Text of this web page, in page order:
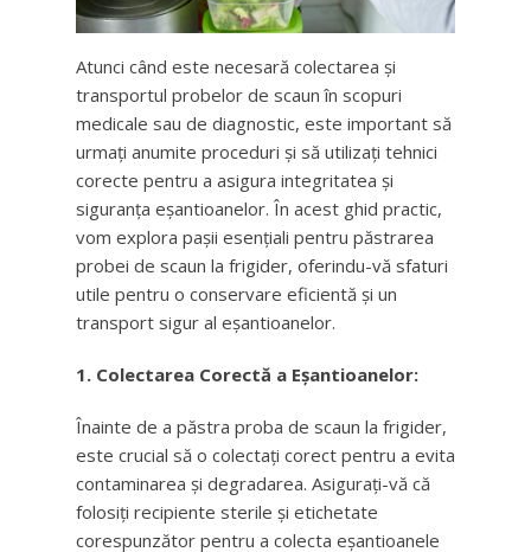
Atunci când este necesară colectarea și
transportul probelor de scaun în scopuri
medicale sau de diagnostic, este important să
urmați anumite proceduri și să utilizați tehnici
corecte pentru a asigura integritatea și
siguranța eșantioanelor. În acest ghid practic,
vom explora pașii esențiali pentru păstrarea
probei de scaun la frigider, oferindu-vă sfaturi
utile pentru o conservare eficientă și un
transport sigur al eșantioanelor.
1. Colectarea Corectă a Eșantioanelor:
Înainte de a păstra proba de scaun la frigider,
este crucial să o colectați corect pentru a evita
contaminarea și degradarea. Asigurați-vă că
folosiți recipiente sterile și etichetate
corespunzător pentru a colecta eșantioanele